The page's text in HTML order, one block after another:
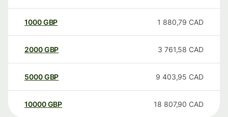
1000GBP 1 880,79 CAD
2000GBP 3 761,58 CAD
5000GBP 9 403,95 CAD
10000 GBP 18 807,90 CAD